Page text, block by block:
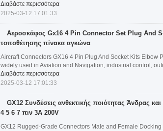
Διαβάστε περισσότερα
2025-03-12 17:01:33
Αεροσκάφος Gx16 4 Pin Connector Set Plug And
τοποθέτησης πίνακα αγκώνα
Aircraft Connectors GX16 4 Pin Plug And Socket Kits Elbow
widely used in Aviation and Navigation, industrial control,
Διαβάστε περισσότερα
2025-03-12 17:01:33
GX12 Συνδέσεις ανθεκτικής ποιότητας Άνδρας
4 5 6 7 πιν 3A 200V
GX12 Rugged-Grade Connectors Male and Female